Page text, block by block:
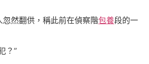
然翻供，稱此前在偵察階包養段的一
？”